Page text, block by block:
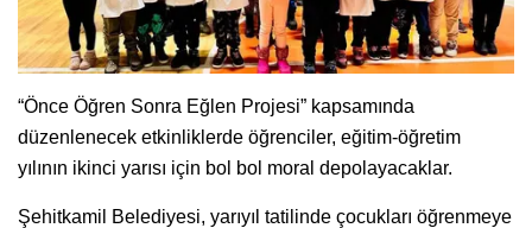
“Önce Öğren Sonra Eğlen Projesi” kapsamında
düzenlenecek etkinliklerde öğrenciler, eğitim-öğretim
yılının ikinci yarısı için bol bol moral depolayacaklar.
Şehitkamil Belediyesi, yarıyıl tatilinde çocukları öğrenmeye